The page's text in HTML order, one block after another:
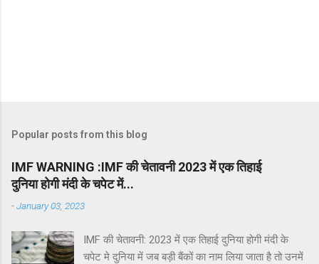
Popular posts from this blog
IMF WARNING :IMF की चेतावनी 2023 में एक तिहाई
दुनिया होगी मंदी के चपेट में...
-January 03, 2023
IMF की चेतावनी: 2023 में एक तिहाई दुनिया होगी मंदी के
चपेट मे दुनिया में जब बड़ी बैंकों का नाम लिया जाता है तो उनमें